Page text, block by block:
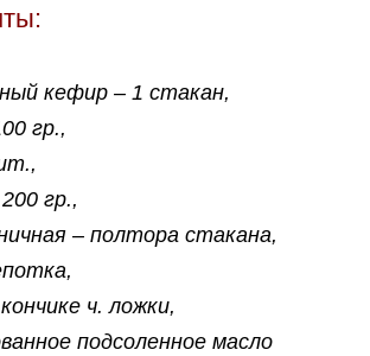
кефир – 1 стакан,
гр.,
гр.,
– полтора стакана,
ч. ложки,
подсоленное масло